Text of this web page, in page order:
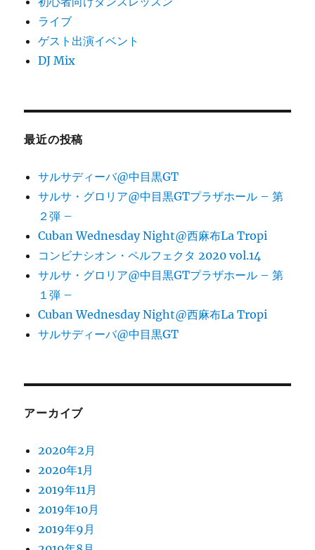
ライブ
ゲスト出演イベント
DJ Mix
最近の投稿
サルサディーバ@中目黒GT
サルサ・グロリア@中目黒GTプラザホール – 第
２弾 –
Cuban Wednesday Night@西麻布La Tropi
コンビナシオン・ペルフェクタ 2020 vol.14
サルサ・グロリア@中目黒GTプラザホール – 第
１弾 –
Cuban Wednesday Night@西麻布La Tropi
サルサディーバ@中目黒GT
アーカイブ
2020年2月
2020年1月
2019年11月
2019年10月
2019年9月